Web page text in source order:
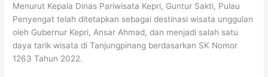
Menurut Kepala Dinas Pariwisata Kepri, Guntur Sakti, Pulau
Penyengat telah ditetapkan sebagai destinasi wisata unggulan
oleh Gubernur Kepri, Ansar Ahmad, dan menjadi salah satu
daya tarik wisata di Tanjungpinang berdasarkan SK Nomor
1263 Tahun 2022.